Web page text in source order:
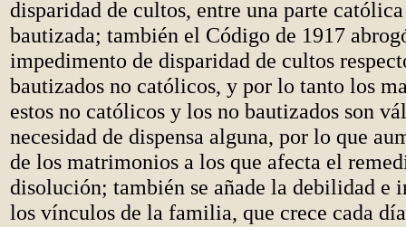
disparidad de cultos, entre una parte
bautizada; también el Código de 1917
impedimento de disparidad de cultos
bautizados no católicos, y por lo tanto los
estos no católicos y los no bautizados son
necesidad de dispensa alguna, por lo que
de los matrimonios a los que afecta el
disolución; también se añade la debilidad e
los vínculos de la familia, que crece cada